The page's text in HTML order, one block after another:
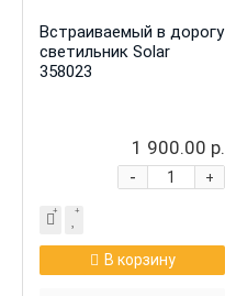
Встраиваемый в дорогу
светильник Solar
358023
1 900.00 р.
+
-
В корзину